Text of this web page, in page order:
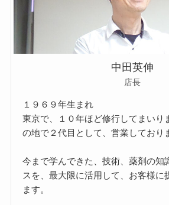
中田英伸
店長
１９６９年生まれ
東京で、１０年ほど修行してまいり
の地で２代目として、営業しており
今まで学んできた、技術、薬剤の知
スを、最大限に活用して、お客様に
ます。